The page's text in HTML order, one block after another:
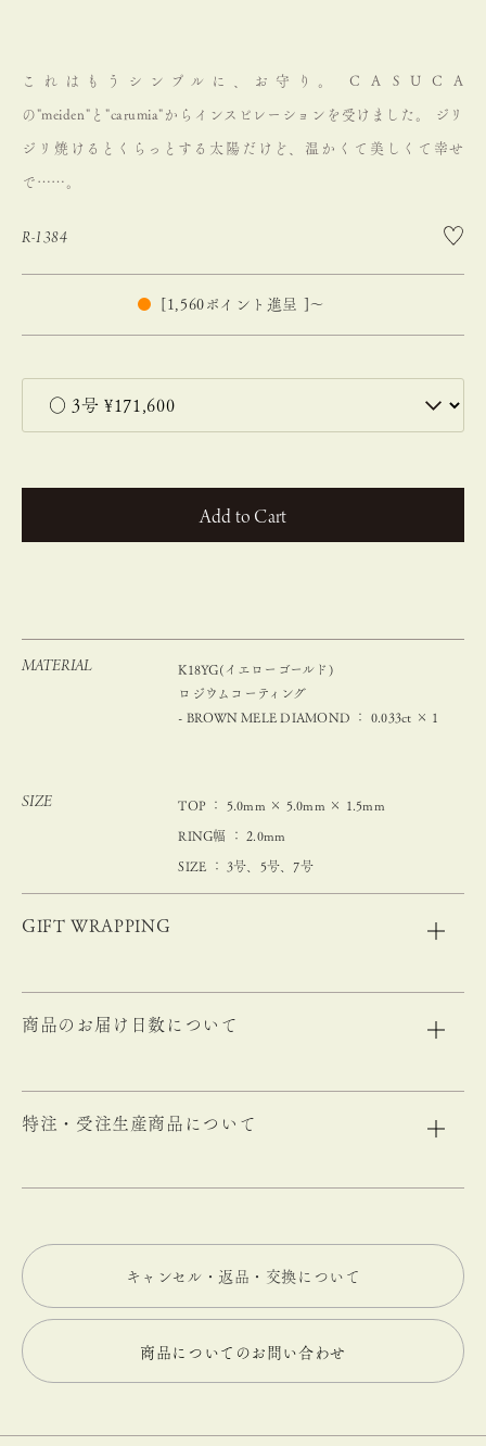
これはもうシンプルに、お守り。 C A S U C A
の"meiden"と"carumia"からインスピレーションを受けました。 ジリ
ジリ焼けるとくらっとする太陽だけど、温かくて美しくて幸せ
で……。
R-1384
1,560 ポイント進呈 ] 〜
カートに入れる
MATERIAL
K18YG(イエローゴールド)
ロジウムコーティング
- BROWN MELE DIAMOND ： 0.033ct × 1
SIZE TOP ： 5.0mm × 5.0mm × 1.5mm
RING幅 ： 2.0mm
SIZE ： 3号、5号、7号
GIFT WRAPPING
商品のお届け日数について
特注・受注生産商品について
キャンセル・返品・交換について
商品についてのお問い合わせ